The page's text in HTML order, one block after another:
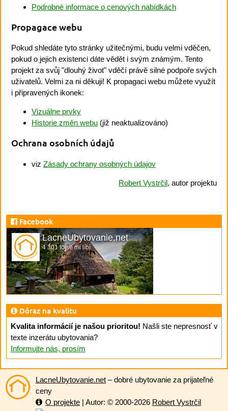
Podrobné informace o cenových nabídkách
Propagace webu
Pokud shledáte tyto stránky užitečnými, budu velmi vděčen,
pokud o jejich existenci dáte vědět i svým známým. Tento
projekt za svůj "dlouhý život" vděčí právě silné podpoře svých
uživatelů. Velmi za ni děkuji! K propagaci webu můžete využít
i připravených ikonek:
Vizuálne prvky
Historie změn webu (již neaktualizováno)
Ochrana osobních údajů
viz Zásady ochrany osobných údajov
Robert Vystrčil, autor projektu
Facebook
LacneUbytovanie.net
4 301 to se mi líbí
Dôraz na kvalitu
Kvalita informácií je našou prioritou! Našli ste nepresnosť v
texte inzerátu ubytovania?
Informujte nás, prosím
LacneUbytovanie.net – dobré ubytovanie za prijateľné
ceny
O projekte | Autor: © 2000-2026 Robert Vystrčil